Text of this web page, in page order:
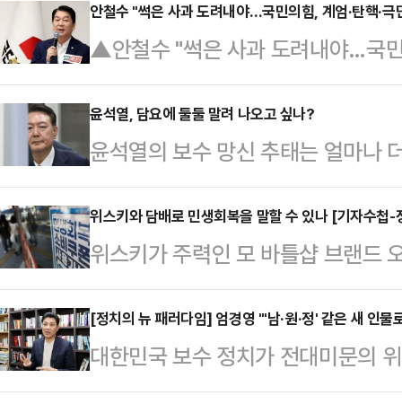
중앙통신은 4일 '자멸을 앞당기는
에서 최근 일본이 공개한 사거리
대해 "결코 그 누구의 '위협'을 억제
권'의 야망을 실현하기 위한 일본의
은 "지금 일본은 '국가안전보장전
른 군사력 증…
안철수 "썩은 사과 도려내야…국민의힘, 계엄·탄핵·
▲안철수 "썩은 사과 도려내야…국
민의힘 당대표 후보가 "사과의 썩
한다"며 "우리가 소생할 수 있는 좁
했다.안철수 후보는 3일 서울 여의
자 비전대회에서 "혹자는 말한다.
물으며 이같이 밝혔다.그는 "사과
과가 살아나나. 오히려 나머지 사
엄, 탄핵,…
윤석열, 담요에 둘둘 말려 나오고 싶나?
윤석열의 보수 망신 추태는 얼마나
래의 민주당은 아마 이걸 노리며 즐
집행하지 않고 속옷 입고 버티는 꼴
는 것이다.강제 조치보다는 이런 모
가 이런 저질 인물이고 보수란 사람
고 보여 줄 수 있으니 얼마나 수지맞
욕적인 별명에 어울리는 기상천외
자가, 이런 말 하…
위스키와 담배로 민생회복을 말할 수 있나 [기자수첩-
위스키가 주력인 모 바틀샵 브랜드
처입니다'란 공지가 잊을만하면 올
복권판매점 앞을 지날 때도 '민생
안내 문구가 시선을 고정시킨다.정
내수시장의 소비 진작'이라고 설명
[정치의 뉴 패러다임] 엄경영 "'남·원·정' 같은 새 인물
대한민국 보수 정치가 전대미문의
비상계엄 선포와 4·4 탄핵 인용 그